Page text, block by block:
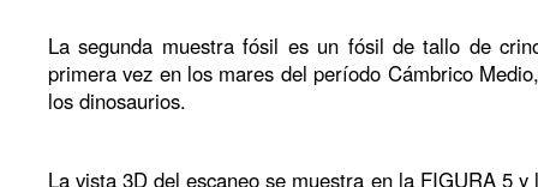
La segunda muestra fósil es un fósil de tallo de
primera vez en los mares del período Cámbrico
los dinosaurios.
La vista 3D del escaneo se muestra en la FIGURA 5